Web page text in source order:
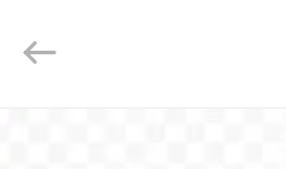
Reserved.
Developed